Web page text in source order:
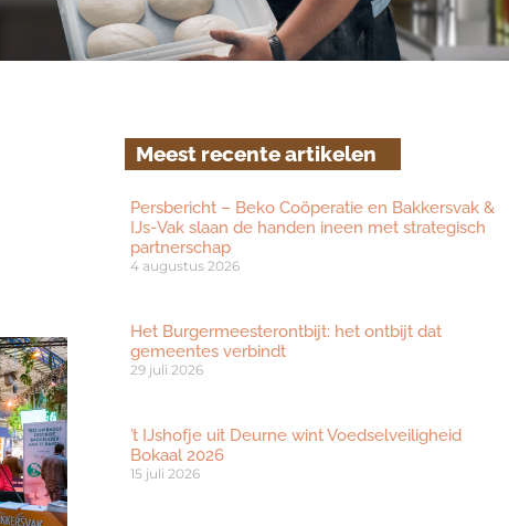
Meest recente artikelen
Persbericht – Beko Coöperatie en Bakkersvak &
IJs-Vak slaan de handen ineen met strategisch
partnerschap
4 augustus 2026
Het Burgermeesterontbijt: het ontbijt dat
gemeentes verbindt
29 juli 2026
’t IJshofje uit Deurne wint Voedselveiligheid
Bokaal 2026
15 juli 2026